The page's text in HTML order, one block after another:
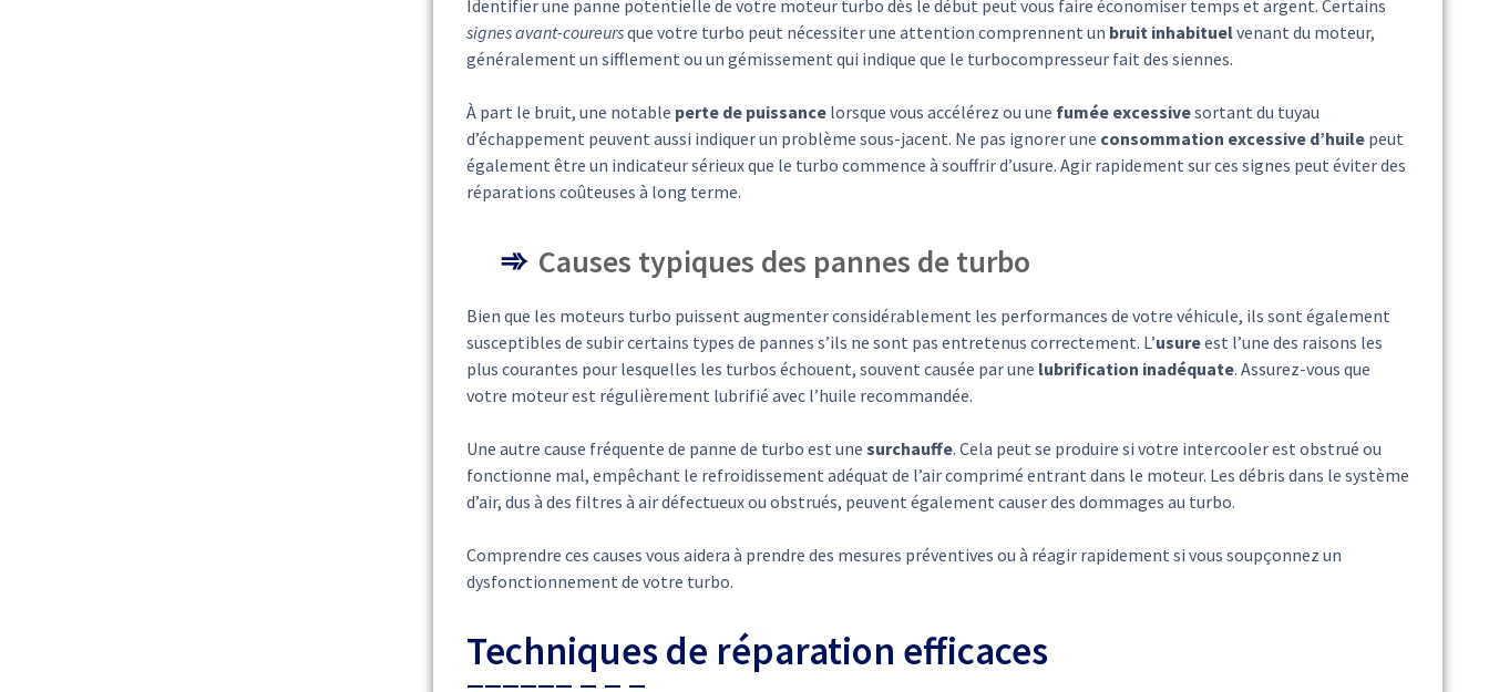
Identifier une panne potentielle de votre moteur turbo dès le début peut vous faire économiser temps et argent. Certains
signes avant-coureursque votre turbo peut nécessiter une attention comprennent un bruit inhabituelvenant du moteur,
généralement un sifflement ou un gémissement qui indique que le turbocompresseur fait des siennes.
À part le bruit, une notable perte de puissancelorsque vous accélérez ou une fumée excessivesortant du tuyau
d’échappement peuvent aussi indiquer un problème sous-jacent. Ne pas ignorer une consommation excessive d’huilepeut
également être un indicateur sérieux que le turbo commence à souffrir d’usure. Agir rapidement sur ces signes peut éviter des
réparations coûteuses à long terme.
Causes typiques des pannes de turbo
Bien que les moteurs turbo puissent augmenter considérablement les performances de votre véhicule, ils sont également
susceptibles de subir certains types de pannes s’ils ne sont pas entretenus correctement. L’usureest l’une des raisons les
plus courantes pour lesquelles les turbos échouent, souvent causée par une lubrification inadéquate. Assurez-vous que
votre moteur est régulièrement lubrifié avec l’huile recommandée.
Une autre cause fréquente de panne de turbo est une surchauffe. Cela peut se produire si votre intercooler est obstrué ou
fonctionne mal, empêchant le refroidissement adéquat de l’air comprimé entrant dans le moteur. Les débris dans le système
d’air, dus à des filtres à air défectueux ou obstrués, peuvent également causer des dommages au turbo.
Comprendre ces causes vous aidera à prendre des mesures préventives ou à réagir rapidement si vous soupçonnez un
dysfonctionnement de votre turbo.
Techniques de réparation efficaces